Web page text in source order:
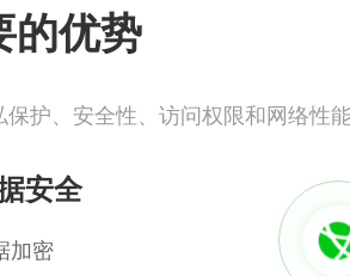
的优势
护、安全性、访问权限和网络性
安全
加密